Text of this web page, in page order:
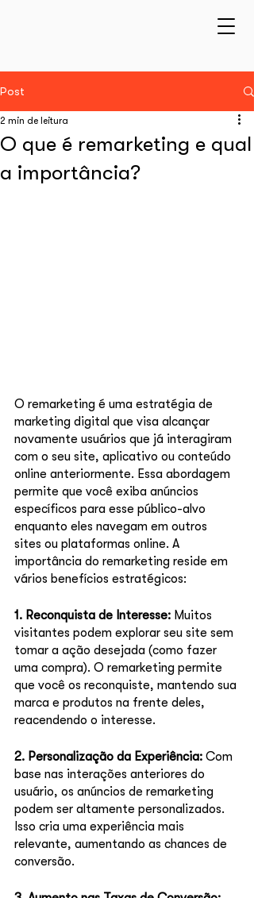
Post
O que é remarketing e qual
a importância?
2 min de leitura
O remarketing é uma estratégia de
marketing digital que visa alcançar
novamente usuários que já interagiram
com o seu site, aplicativo ou conteúdo
online anteriormente. Essa abordagem
permite que você exiba anúncios
específicos para esse público-alvo
enquanto eles navegam em outros
sites ou plataformas online. A
importância do remarketing reside em
vários benefícios estratégicos:
1. Reconquista de Interesse: Muitos
visitantes podem explorar seu site sem
tomar a ação desejada (como fazer
uma compra). O remarketing permite
que você os reconquiste, mantendo sua
marca e produtos na frente deles,
reacendendo o interesse.
2. Personalização da Experiência: Com
base nas interações anteriores do
usuário, os anúncios de remarketing
podem ser altamente personalizados.
Isso cria uma experiência mais
relevante, aumentando as chances de
conversão.